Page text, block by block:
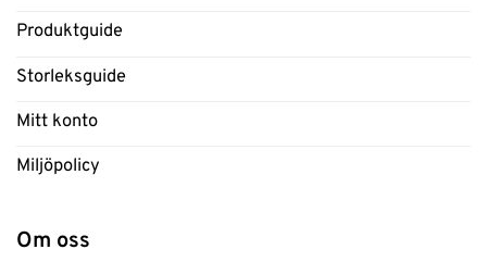
Produktguide
Storleksguide
Mitt konto
Miljöpolicy
Om oss